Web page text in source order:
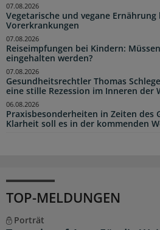
Vegetarische und vegane
Vorerkrankungen
07.08.2026
Reiseimpfungen bei Kindern:
eingehalten werden?
07.08.2026
Gesundheitsrechtler Thomas
eine stille Rezession im Inneren der
07.08.2026
Praxisbesonderheiten in Zeiten des
Klarheit soll es in der kommenden
06.08.2026
TOP-MELDUNGEN
Porträt